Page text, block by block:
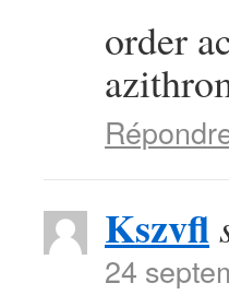
order
Kszvfl
24